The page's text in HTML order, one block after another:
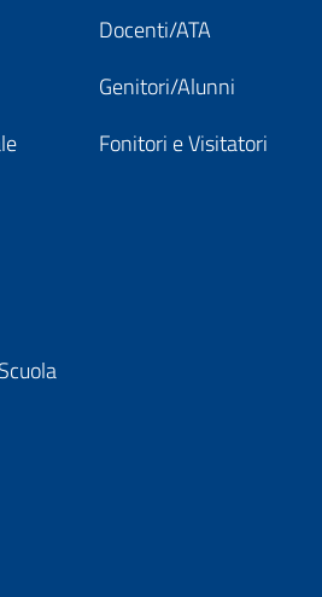
Docenti/ATA
Genitori/Alunni
Fonitori e Visitatori